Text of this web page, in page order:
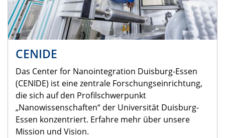
CENIDE
Das Center for Nanointegration Duisburg-Essen
(CENIDE) ist eine zentrale Forschungseinrichtung,
die sich auf den Profilschwerpunkt
„Nanowissenschaften“ der Universität Duisburg-
Essen konzentriert. Erfahre mehr über unsere
Mission und Vision.